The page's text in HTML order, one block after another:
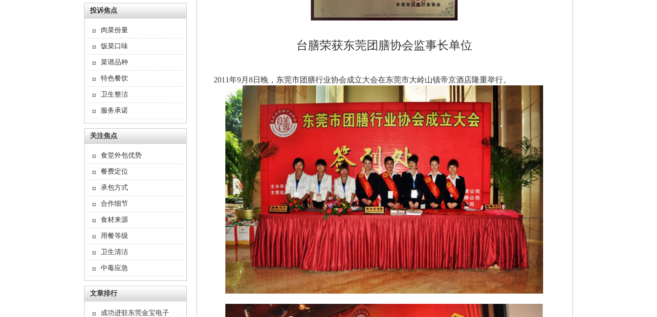
投诉焦点
肉菜份量
饭菜口味
菜谱品种
特色餐饮
卫生整洁
服务承诺
关注焦点
食堂外包优势
餐费定位
承包方式
合作细节
食材来源
用餐等级
卫生清洁
中毒应急
文章排行
成功进驻东莞金宝电子
台膳荣获东莞团膳协会监事长单位
2011年9月8日晚，东莞市团膳行业协会成立大会在东莞市大岭山镇帝京酒店隆重举行。